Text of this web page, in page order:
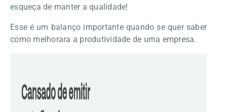
esqueça de manter a qualidade!
Esse é um balanço importante quando se quer saber
como melhorara a produtividade de uma empresa.